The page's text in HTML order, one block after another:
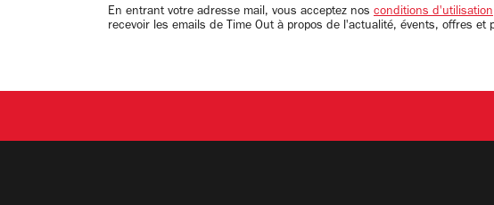
email
En entrant votre adresse mail, vous acceptez nos conditions d'utilisation
recevoir les emails de Time Out à propos de l'actualité, évents, offres et